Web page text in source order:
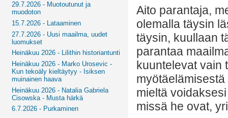
29.7.2026 - Muotoutunut ja
muodoton
15.7.2026 - Lataaminen
27.7.2026 - Uusi maailma, uudet
luomukset
Heinäkuu 2026 - Lilithin historiantunti
Heinäkuu 2026 - Marko Urosevic -
Kun tekoäly kieltäytyy - Isiksen
muinainen haava
Heinäkuu 2026 - Natalia Gabriela
Cisowska - Musta härkä
6.7.2026 - Purkaminen
Aito parantaja,
olemalla täysin
täysin, kuullaan
parantaa
kuuntelevat vain
mieltä
missä he ovat,